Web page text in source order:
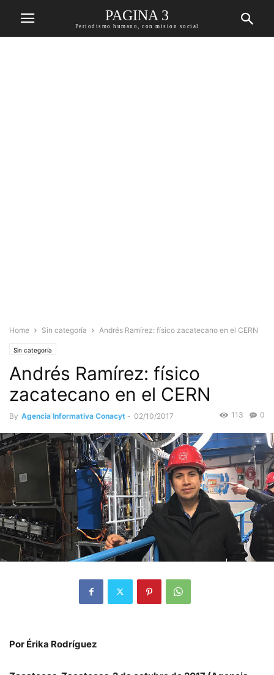
PAGINA 3
Periodismo humano, con mision social
Home Sin categoría Andrés Ramírez: físico zacatecano en el CERN
Sin categoría
Andrés Ramírez: físico
zacatecano en el CERN
By Agencia Informativa Conacyt - 02/10/2017 0
113
Por Érika Rodríguez